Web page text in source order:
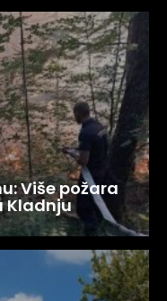
Više požara
Kladnju